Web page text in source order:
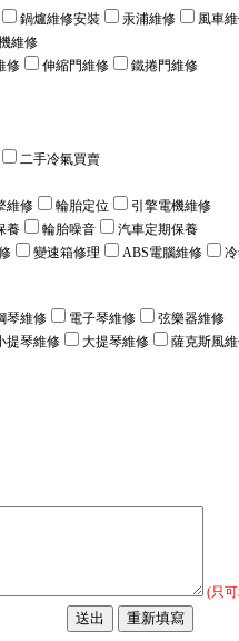
鍋爐維修安裝 汞浦維修
風車
維修
修 伸縮門維修
鐵捲門維修
二手冷氣買賣
維修 輪胎定位
引擎電機維修
養 輪胎噪音
汽車定期保養
變速箱修理 ABS電腦維修
琴維修 電子琴維修
弦樂器維修
提琴維修 大提琴維修
薩克斯風
(只